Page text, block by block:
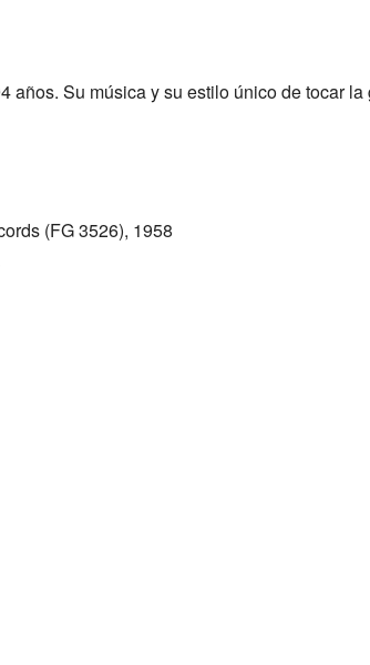
Su música y su estilo único de tocar la
(FG 3526), 1958